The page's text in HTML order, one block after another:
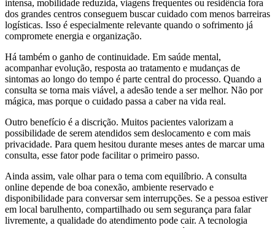
intensa, mobilidade reduzida, viagens frequentes ou residência fora
dos grandes centros conseguem buscar cuidado com menos barreiras
logísticas. Isso é especialmente relevante quando o sofrimento já
compromete energia e organização.
Há também o ganho de continuidade. Em saúde mental,
acompanhar evolução, resposta ao tratamento e mudanças de
sintomas ao longo do tempo é parte central do processo. Quando a
consulta se torna mais viável, a adesão tende a ser melhor. Não por
mágica, mas porque o cuidado passa a caber na vida real.
Outro benefício é a discrição. Muitos pacientes valorizam a
possibilidade de serem atendidos sem deslocamento e com mais
privacidade. Para quem hesitou durante meses antes de marcar uma
consulta, esse fator pode facilitar o primeiro passo.
Ainda assim, vale olhar para o tema com equilíbrio. A consulta
online depende de boa conexão, ambiente reservado e
disponibilidade para conversar sem interrupções. Se a pessoa estiver
em local barulhento, compartilhado ou sem segurança para falar
livremente, a qualidade do atendimento pode cair. A tecnologia